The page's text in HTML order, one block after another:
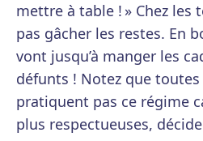
mettre à table ! » Chez les
pas gâcher les restes. En
vont jusqu’à manger les
défunts ! Notez que
pratiquent pas ce régime
plus respectueuses,